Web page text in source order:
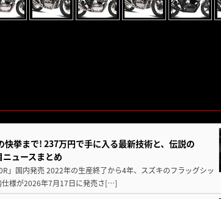
挙まで! 237万円で手に入る最新技術と、伝説の
ュースまとめ
」国内発売 2022年の生産終了から4年、スズキのフラッグシッ
仕様が2026年7月17日に発売さ[…]